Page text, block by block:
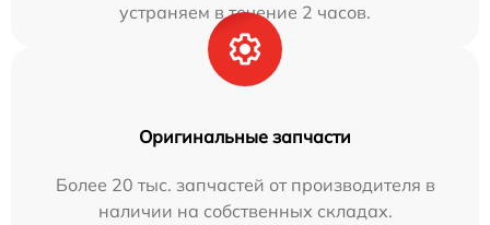
устраняем в течение 2 часов.
Оригинальные запчасти
Более 20 тыс. запчастей от производителя в
наличии на собственных складах.